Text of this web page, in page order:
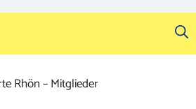
Rhön – Mitglieder